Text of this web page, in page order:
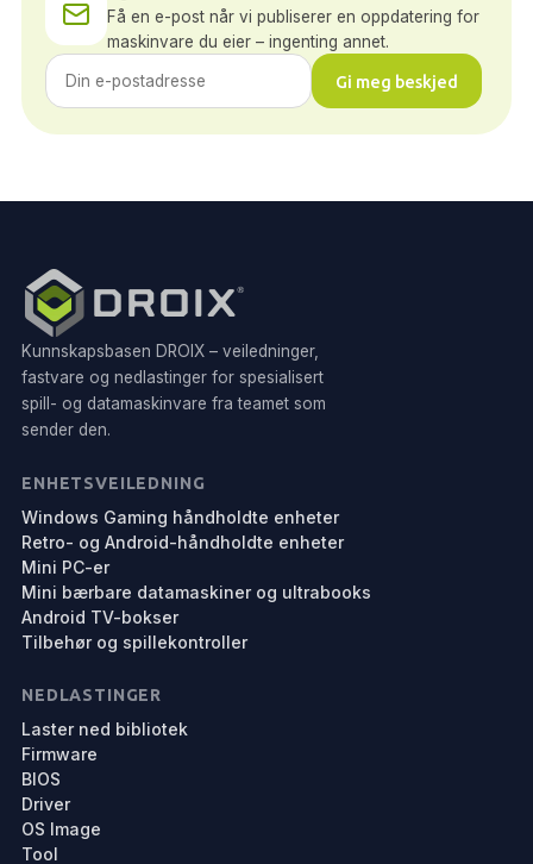
Få en e-post når vi publiserer en oppdatering for
maskinvare du eier – ingenting annet.
Gi meg beskjed
Kunnskapsbasen DROIX – veiledninger,
fastvare og nedlastinger for spesialisert
spill- og datamaskinvare fra teamet som
sender den.
ENHETSVEILEDNING
Windows Gaming håndholdte enheter
Retro- og Android-håndholdte enheter
Mini PC-er
Mini bærbare datamaskiner og ultrabooks
Android TV-bokser
Tilbehør og spillekontroller
NEDLASTINGER
Laster ned bibliotek
Firmware
BIOS
Driver
OS Image
Tool